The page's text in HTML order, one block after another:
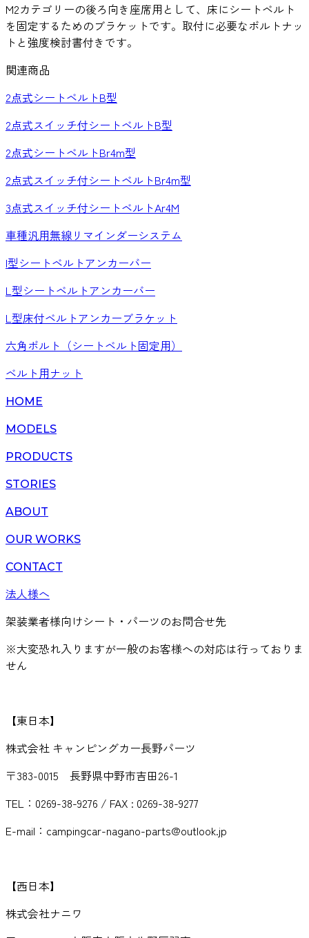
M2カテゴリーの後ろ向き座席用として、床にシートベルト
を固定するためのブラケットです。取付に必要なボルトナッ
トと強度検討書付きです。
関連商品
2点式シートベルトB型
2点式スイッチ付シートベルトB型
2点式シートベルトBr4m型
2点式スイッチ付シートベルトBr4m型
3点式スイッチ付シートベルトAr4M
車種汎用無線リマインダーシステム
I型シートベルトアンカーバー
L型シートベルトアンカーバー
L型床付ベルトアンカーブラケット
六角ボルト（シートベルト固定用）
ベルト用ナット
HOME
MODELS
PRODUCTS
STORIES
ABOUT
OUR WORKS
CONTACT
法人様へ
架装業者様向けシート・パーツのお問合せ先
※大変恐れ入りますが一般のお客様への対応は行っておりま
せん
【東日本】
株式会社 キャンピングカー長野パーツ
〒383-0015 長野県中野市吉田26-1
TEL：0269-38-9276 / FAX : 0269-38-9277
E-mail：campingcar-nagano-parts@outlook.jp
【西日本】
株式会社ナニワ